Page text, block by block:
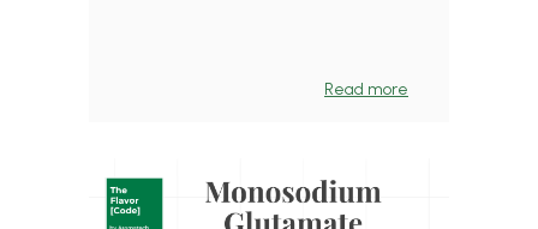
Read more